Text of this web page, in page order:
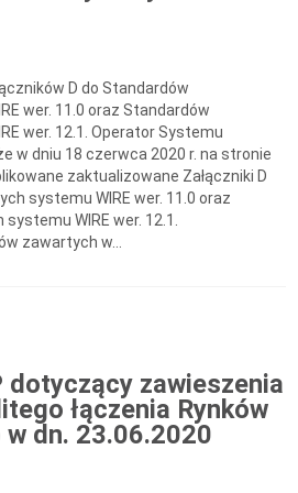
D do Standardów
wer. 11.0 oraz Standardów
wer. 12.1. Operator Systemu
w dniu 18 czerwca 2020 r. na stronie
zaktualizowane Załączniki D
systemu WIRE wer. 11.0 oraz
WIRE wer. 12.1.
zawartych w...
dotyczący zawieszenia
łączenia Rynków
w dn. 23.06.2020